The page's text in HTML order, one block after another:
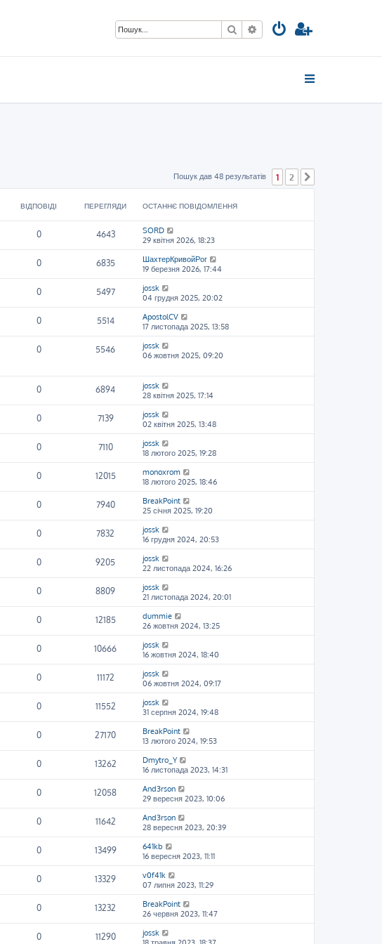
ПошукРозширений пошук
Пошук дав 48 результатів 1 2
ВІДПОВІДІ ПЕРЕГЛЯДИ ОСТАННЄ ПОВІДОМЛЕННЯ
0 4643
SORD
29 квітня 2026, 18:23
0 6835
ШахтерКривойРог
19 березня 2026, 17:44
0 5497
jossk
04 грудня 2025, 20:02
0 5514
ApostolCV
17 листопада 2025, 13:58
0 5546
jossk
06 жовтня 2025, 09:20
0 6894
jossk
28 квітня 2025, 17:14
0 7139
jossk
02 квітня 2025, 13:48
0 7110
jossk
18 лютого 2025, 19:28
0 12015
monoxrom
18 лютого 2025, 18:46
0 7940
BreakPoint
25 січня 2025, 19:20
0 7832
jossk
16 грудня 2024, 20:53
0 9205
jossk
22 листопада 2024, 16:26
0 8809
jossk
21 листопада 2024, 20:01
0 12185
dummie
26 жовтня 2024, 13:25
0 10666
jossk
16 жовтня 2024, 18:40
0 11172
jossk
06 жовтня 2024, 09:17
0 11552
jossk
31 серпня 2024, 19:48
0 27170
BreakPoint
13 лютого 2024, 19:53
0 13262
Dmytro_Y
16 листопада 2023, 14:31
0 12058
And3rson
29 вересня 2023, 10:06
0 11642
And3rson
28 вересня 2023, 20:39
0 13499
641kb
16 вересня 2023, 11:11
0 13329
v0f41k
07 липня 2023, 11:29
0 13232
BreakPoint
26 червня 2023, 11:47
0 11290
jossk